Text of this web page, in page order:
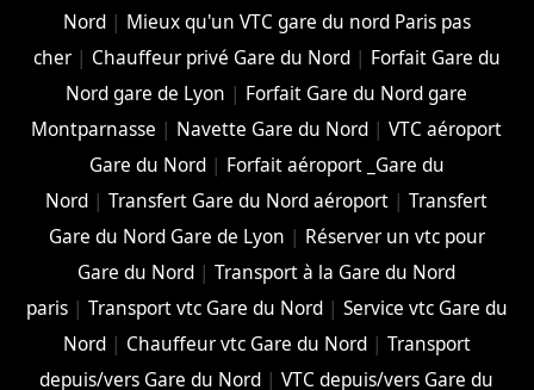
Nord| Mieux qu'un VTC gare du nord Paris pas
cher| Chauffeur privé Gare du Nord| Forfait Gare du
Nord gare de Lyon | Forfait Gare du Nord gare
Montparnasse | Navette Gare du Nord |VTC aéroport
Gare du Nord| Forfait aéroport _Gare du
Nord |Transfert Gare du Nord aéroport |Transfert
Gare du Nord Gare de Lyon | Réserver un vtc pour
Gare du Nord |Transport à la Gare du Nord
paris| Transport vtc Gare du Nord| Service vtc Gare du
Nord| Chauffeur vtc Gare du Nord| Transport
depuis/vers Gare du Nord |VTC depuis/vers Gare du